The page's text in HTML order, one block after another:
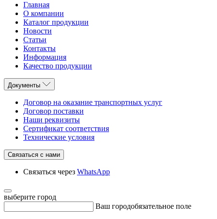
Главная
О компании
Каталог продукции
Новости
Статьи
Контакты
Информация
Качество продукции
Документы
Договор на оказание транспортных услуг
Договор поставки
Наши реквизиты
Сертификат соответствия
Технические условия
Связаться с нами
Связаться через WhatsApp
выберите город
Ваш городобязательное поле